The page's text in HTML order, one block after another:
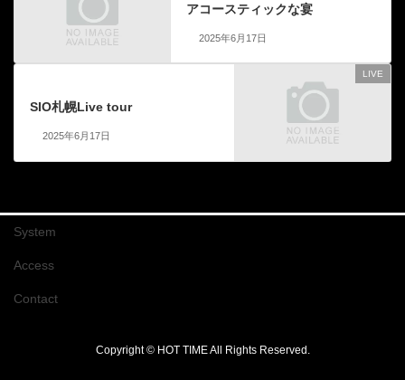
アコースティックな宴
2025年6月17日
LIVE
SIO札幌Live tour
2025年6月17日
System
Access
Contact
Copyright © HOT TIME All Rights Reserved.